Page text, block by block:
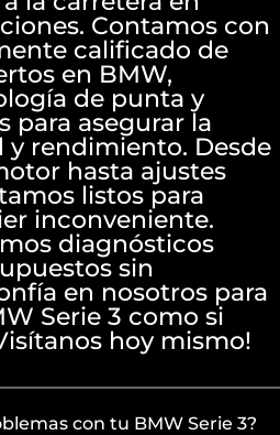
Contamos con
calificado de
en BMW,
de punta y
para asegurar la
y rendimiento. Desde
hasta ajustes
listos para
inconveniente.
diagnósticos
sin
en nosotros para
Serie 3 como si
hoy mismo!
con tu BMW Serie 3?